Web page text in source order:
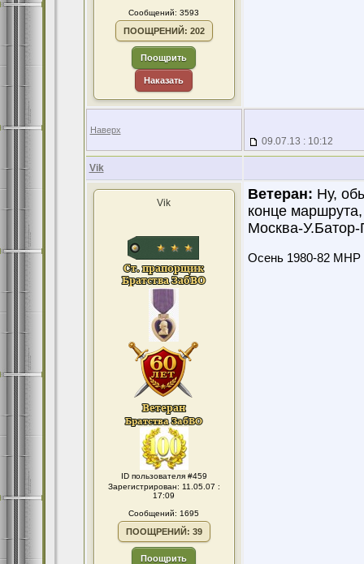
Сообщений: 3593
ПООЩРЕНИЙ: 202
Поощрить
Наказать
Наверх
09.07.13 : 10:12
Vik
Vik
ID пользователя #459
Зарегистрирован: 11.05.07 :
17:09
Сообщений: 1695
ПООЩРЕНИЙ: 39
Поощрить
Ветеран: Ну,
конце
Москва-
Осень 1980-82 МНР